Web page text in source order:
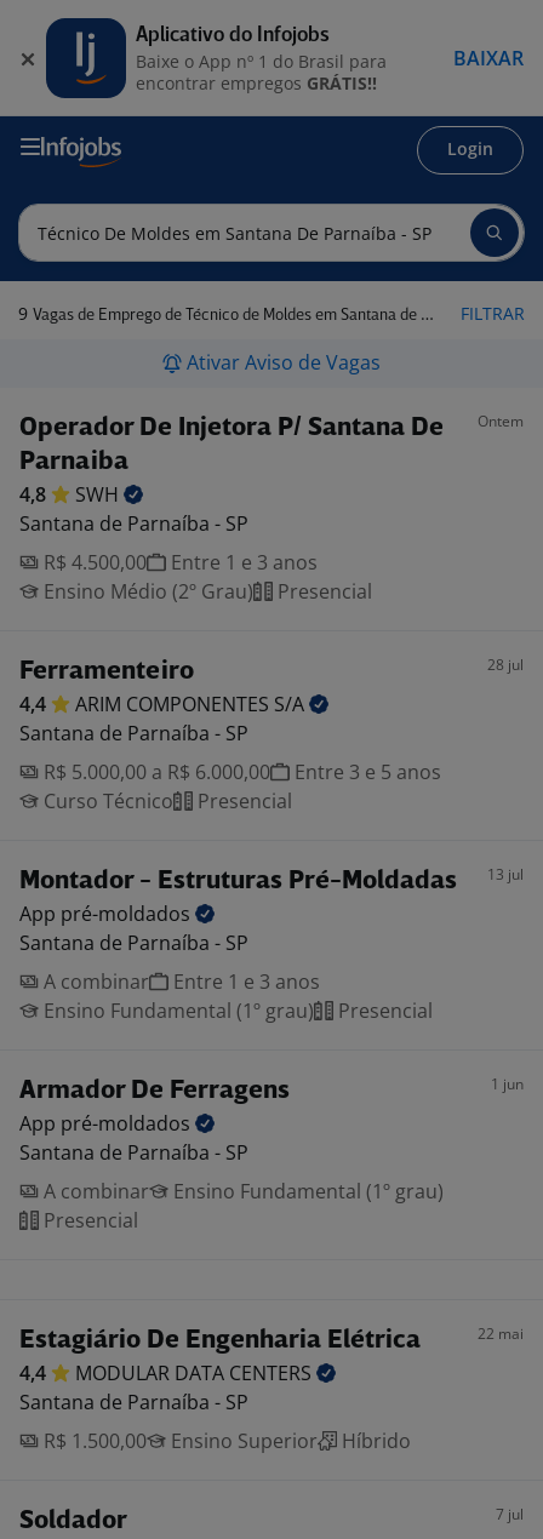
Login
9 Vagas de Emprego de Técnico de Moldes em Santana de Parnaíba - SP FILTRAR
Ativar Aviso de Vagas
Operador De Injetora P/ Santana De
Parnaiba
Ontem
4,8
SWH
Santana de Parnaíba - SP
R$ 4.500,00
Entre 1 e 3 anos
Ensino Médio (2º Grau)
Presencial
Ferramenteiro 28 jul
4,4 ARIM COMPONENTES S/A
Santana de Parnaíba - SP
R$ 5.000,00 a R$ 6.000,00
Entre 3 e 5 anos
Curso Técnico
Presencial
Montador - Estruturas Pré-Moldadas 13 jul
App pré-moldados
Santana de Parnaíba - SP
A combinar
Entre 1 e 3 anos
Ensino Fundamental (1º grau)
Presencial
Armador De Ferragens 1 jun
App pré-moldados
Santana de Parnaíba - SP
A combinar
Ensino Fundamental (1º grau)
Presencial
Estagiário De Engenharia Elétrica 22 mai
4,4 MODULAR DATA CENTERS
Santana de Parnaíba - SP
R$ 1.500,00
Ensino Superior Híbrido
Soldador 7 jul
Aplicativo do Infojobs
Baixe o App nº 1 do Brasil para
encontrar empregos GRÁTIS!!
BAIXAR